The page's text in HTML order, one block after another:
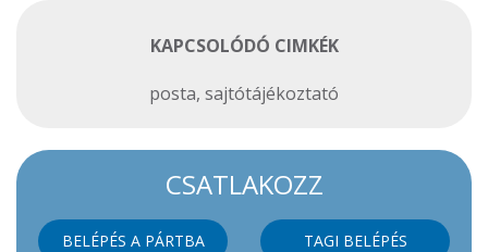
KAPCSOLÓDÓ CIMKÉK
posta, sajtótájékoztató
CSATLAKOZZ
BELÉPÉS A PÁRTBA TAGI BELÉPÉS